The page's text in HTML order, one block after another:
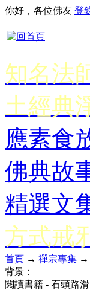
你好，各位佛友 登
知名法
土經典
應素食
佛典故
精選文
方式戒
首頁 → 禪宗專集 →
背景：
閱讀書籍 - 石頭路